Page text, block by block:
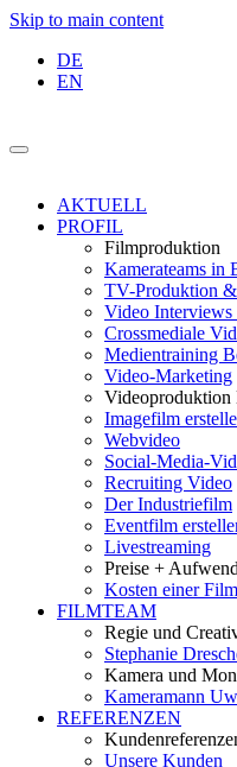
Skip to main content
DE
EN
AKTUELL
PROFIL
Filmproduktion
Kamerateams in
TV-Produktion &
Video Interviews
Crossmediale
Medientraining
Video-Marketing
Videoproduktion
Imagefilm
Webvideo
Social-Media-
Recruiting Video
Der Industriefilm
Eventfilm
Livestreaming
Preise +
Kosten einer
FILMTEAM
Regie und
Stephanie
Kamera und
Kameramann
REFERENZEN
Unsere Kunden